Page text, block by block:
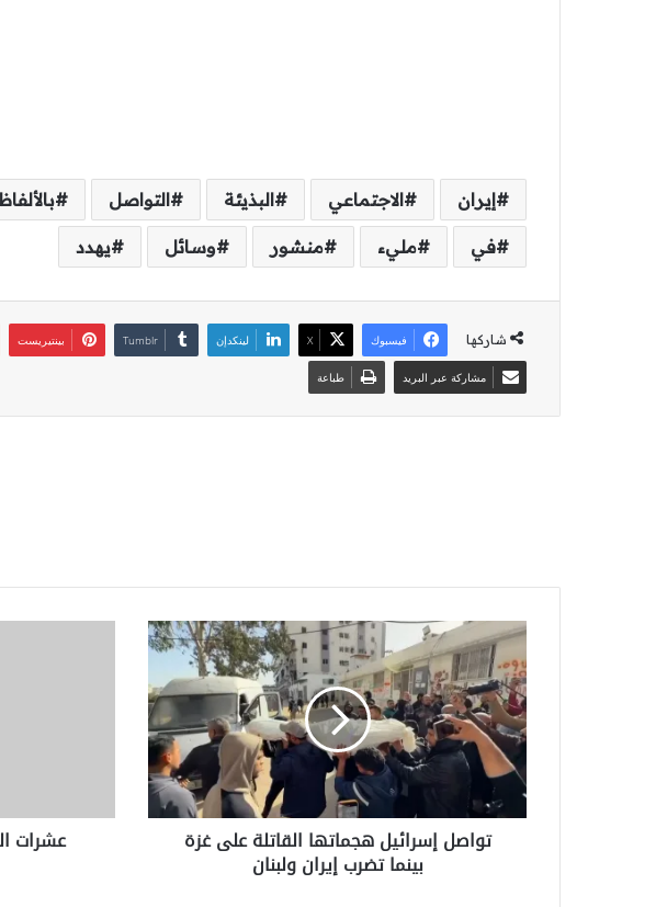
إيران الاجتماعي البذيئة التواصل
في مليء منشور وسائل يهدد
شاركها فيسبوك ‫X لينكدإن بينتيريست
مشاركة عبر البريد طباعة
تواصل
إسرائيل
هجماتها
القاتلة
على
غزة
بينما
تضرب
إيران
ولبنانتواصل إسرائيل هجماتها القاتلة على غزة
بينما تضرب إيران ولبنان
ليبيا
عشرات